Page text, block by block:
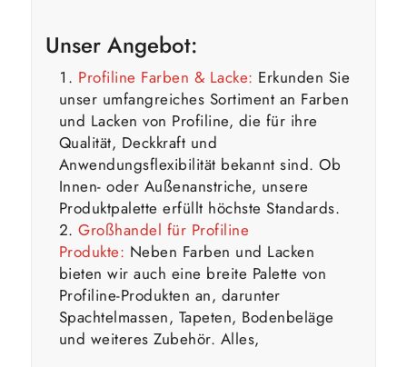
Unser Angebot:
Profiline Farben & Lacke: Erkunden Sie
unser umfangreiches Sortiment an Farben
und Lacken von Profiline, die für ihre
Qualität, Deckkraft und
Anwendungsflexibilität bekannt sind. Ob
Innen- oder Außenanstriche, unsere
Produktpalette erfüllt höchste Standards.
Großhandel für Profiline
Produkte: Neben Farben und Lacken
bieten wir auch eine breite Palette von
Profiline-Produkten an, darunter
Spachtelmassen, Tapeten, Bodenbeläge
und weiteres Zubehör. Alles,